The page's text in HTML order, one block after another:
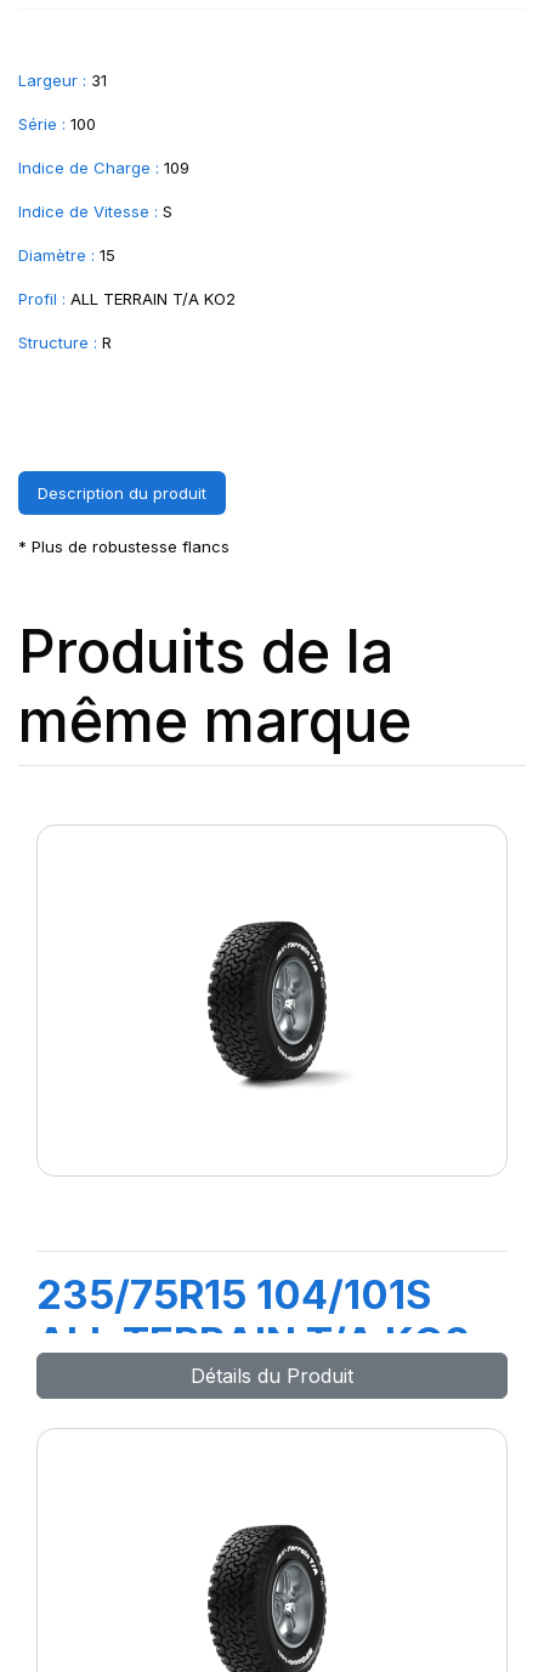
Largeur : 31
Série : 100
Indice de Charge : 109
Indice de Vitesse : S
Diamètre : 15
Profil : ALL TERRAIN T/A KO2
Structure : R
Description du produit
* Plus de robustesse flancs
Produits de la
même marque
235/75R15 104/101S
ALL TERRAIN T/A KO2
LRC RWLDétails du Produit